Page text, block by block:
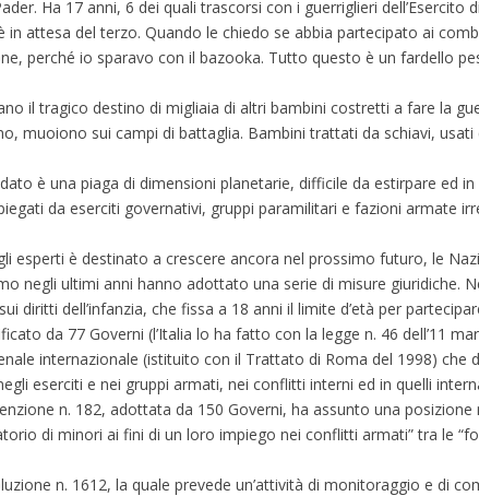
Ha 17 anni, 6 dei quali trascorsi con i guerriglieri dell’Esercito
attesa del terzo. Quando le chiedo se abbia partecipato ai
perché io sparavo con il bazooka. Tutto questo è un fardello
il tragico destino di migliaia di altri bambini costretti a fare la
muoiono sui campi di battaglia. Bambini trattati da schiavi, usati
è una piaga di dimensioni planetarie, difficile da estirpare ed
da eserciti governativi, gruppi paramilitari e fazioni armate
esperti è destinato a crescere ancora nel prossimo futuro, le
negli ultimi anni hanno adottato una serie di misure giuridiche.
diritti dell’infanzia, che fissa a 18 anni il limite d’età per
da 77 Governi (l’Italia lo ha fatto con la legge n. 46 dell’11
internazionale (istituito con il Trattato di Roma del 1998) che
eserciti e nei gruppi armati, nei conflitti interni ed in quelli
n. 182, adottata da 150 Governi, ha assunto una posizione
di minori ai fini di un loro impiego nei conflitti armati” tra le
n. 1612, la quale prevede un’attività di monitoraggio e di